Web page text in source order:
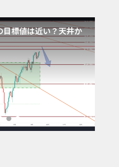
目標値は近い？天井か